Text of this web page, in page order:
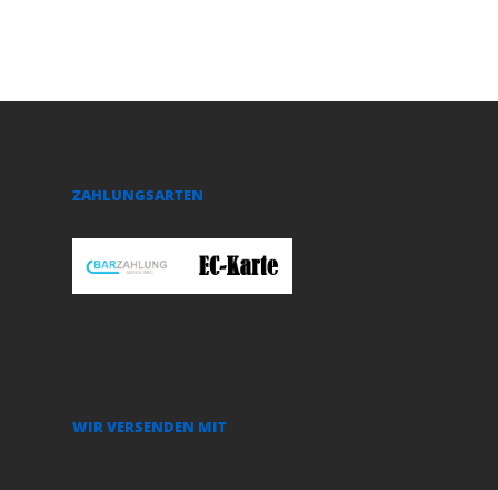
ZAHLUNGSARTEN
WIR VERSENDEN MIT